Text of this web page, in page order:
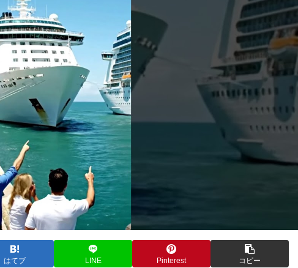
はてブ LINE Pinterest コピー